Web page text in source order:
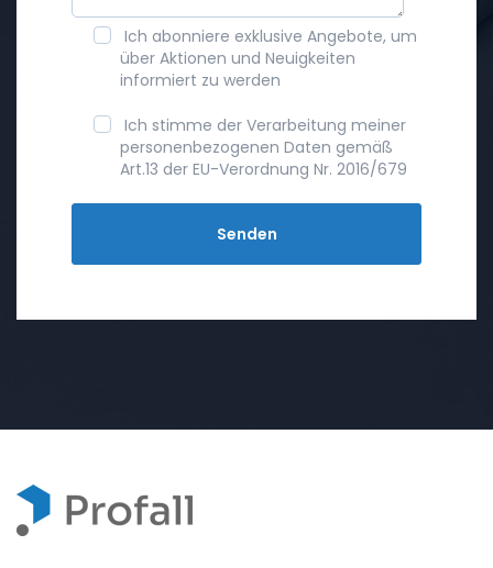
Ich abonniere exklusive Angebote, um
über Aktionen und Neuigkeiten
informiert zu werden
Ich stimme der Verarbeitung meiner
personenbezogenen Daten gemäß
Art.13 der EU-Verordnung Nr. 2016/679